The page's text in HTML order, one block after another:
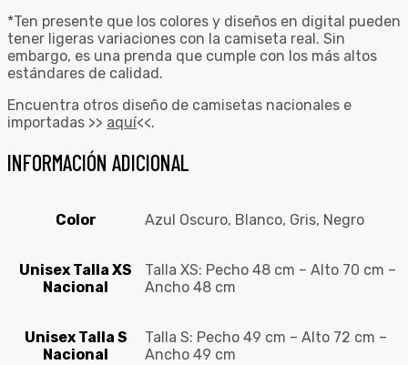
*Ten presente que los colores y diseños en digital pueden
tener ligeras variaciones con la camiseta real. Sin
embargo, es una prenda que cumple con los más altos
estándares de calidad.
Encuentra otros diseño de camisetas nacionales e
importadas >> aquí<<.
INFORMACIÓN ADICIONAL
Color Azul Oscuro, Blanco, Gris, Negro
Unisex Talla XS
Nacional
Talla XS: Pecho 48 cm – Alto 70 cm –
Ancho 48 cm
Unisex Talla S
Nacional
Talla S: Pecho 49 cm – Alto 72 cm –
Ancho 49 cm